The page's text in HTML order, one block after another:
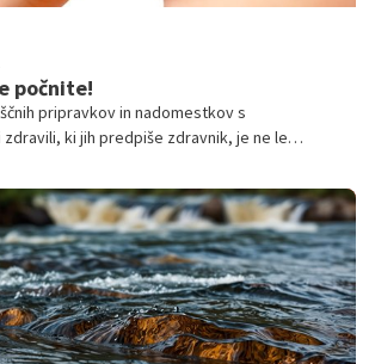
počnite!
pripravkov in nadomestkov s
ki jih predpiše zdravnik, je ne le